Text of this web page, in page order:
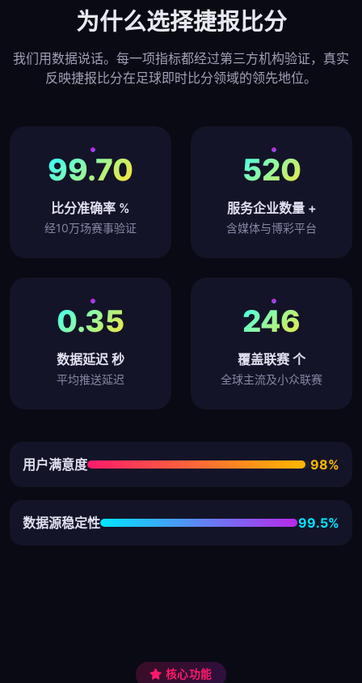
为什么选择捷报比分
我们用数据说话。每一项指标都经过第三方机构验证，真实
反映捷报比分在足球即时比分领域的领先地位。
99.70
比分准确率 %
经10万场赛事验证
520
服务企业数量 +
含媒体与博彩平台
0.35
数据延迟 秒
平均推送延迟
246
覆盖联赛 个
全球主流及小众联赛
用户满意度 98%
数据源稳定性 99.5%
核心功能